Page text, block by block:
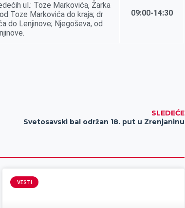
ul.: Toze Markovića, Žarka
Toze Markovića do kraja; dr
do Lenjinove; Nјegoševa, od
09:00-14:30
SLEDEĆE
Svetosavski bal održan 18. put u Zrenjaninu
VESTI